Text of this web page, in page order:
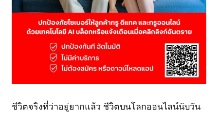
ชีวิตจริงที่ว่าอยู่ยากแล้ว ชีวิตบนโลกออนไลน์นับวัน